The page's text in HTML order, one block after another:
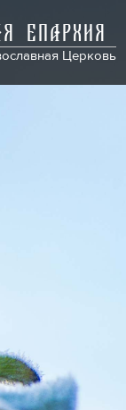
ЕПАРХИЯ
Церковь